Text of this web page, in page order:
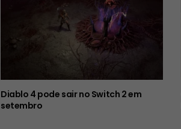
Diablo 4 pode sair no Switch 2 em
setembro